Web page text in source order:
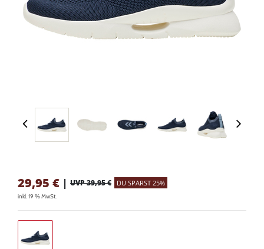
29,95 € | UVP 39,95 € DU SPARST 25%
inkl. 19 % MwSt.